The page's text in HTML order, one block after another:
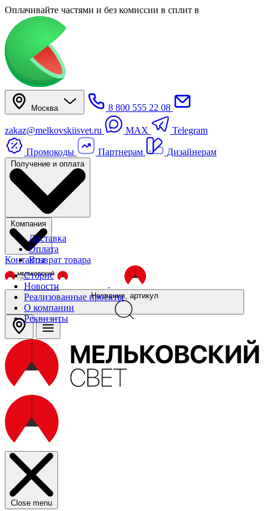
Оплачивайте частями и без комиссии в сплит в
Москва 8 800 555 22 08
zakaz@melkovskiisvet.ru MAX Telegram
Промокоды Партнерам Дизайнерам
Получение и оплата
Доставка
Оплата
Возврат товара
Компания
Сторис
Новости
Реализованные проекты
О компании
Реквизиты
Контакты
Название, артикул
Close menu